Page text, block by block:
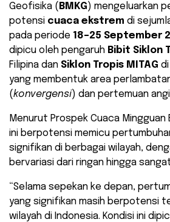
Geofisika ( BMKG) mengeluarkan
potensi cuaca ekstrem di
pada periode 18–25 September
dipicu oleh pengaruh Bibit Siklon
Filipina dan Siklon Tropis MITAG
yang membentuk area
(konvergensi) dan pertemuan
Menurut Prospek Cuaca Mingguan
ini berpotensi memicu
signifikan di berbagai wilayah,
bervariasi dari ringan hingga
“Selama sepekan ke depan,
yang signifikan masih berpotensi
wilayah di Indonesia. Kondisi ini